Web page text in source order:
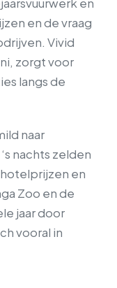
en de vraag
Vivid
zorgt voor
langs de
naar
nachts zelden
en
Zoo en de
jaar door
vooral in